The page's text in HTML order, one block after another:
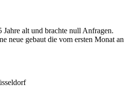
Jahre alt und brachte null Anfragen.
neue gebaut die vom ersten Monat an